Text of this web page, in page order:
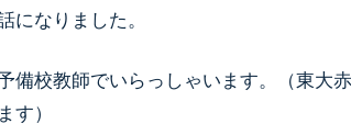
になりました。
備校教師でいらっしゃいます。（東大
す）